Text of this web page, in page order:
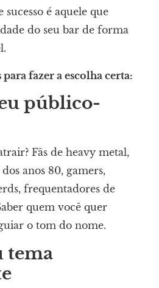
é aquele que
do seu bar de forma
para fazer a escolha certa:
público-
Fãs de heavy metal,
anos 80, gamers,
frequentadores de
quem você quer
o tom do nome.
tema